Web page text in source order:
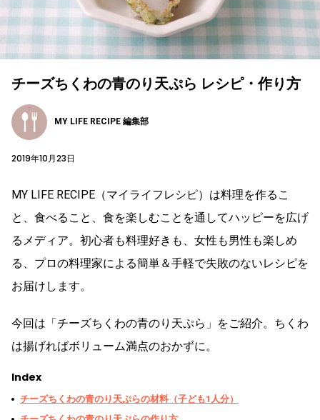
チーズちくわの青のり天ぷら レシピ・作り方
MY LIFE RECIPE 編集部
2019年10月23日
MY LIFE RECIPE（マイライフレシピ）は料理を作るこ
と、食べること、食を楽しむことを通してハッピーを広げ
るメディア。初心者も料理好きも、女性も男性も楽しめ
る、プロの料理家による簡単＆手軽で失敗のないレシピを
お届けします。
今回は「チーズちくわの青のり天ぷら」をご紹介。ちくわ
は揚げればボリューム満点のおかずに。
Index
チーズちくわの青のり天ぷらの材料（子ども1人分）